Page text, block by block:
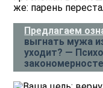
же: парень
Предлагаем
выгнать мужа
уходит? —